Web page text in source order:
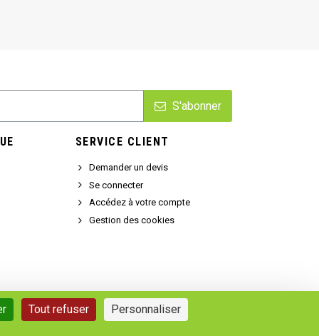
S'abonner
SERVICE CLIENT
Demander un devis
Se connecter
Accédez à votre compte
Gestion des cookies
Tout refuser Personnaliser